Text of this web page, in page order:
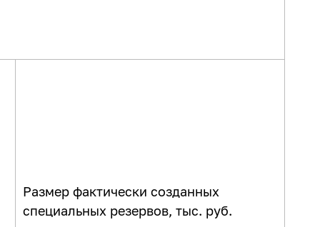
Размер фактически созданных
специальных резервов, тыс. руб.